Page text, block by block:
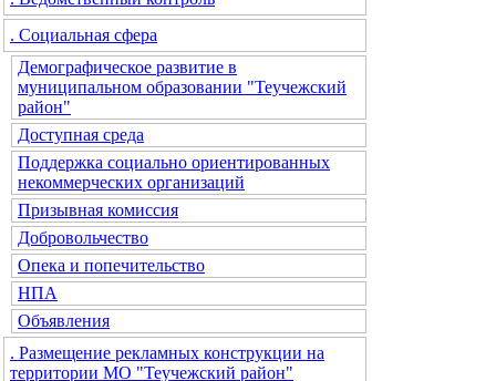
. Социальная сфера
Демографическое развитие в
муниципальном образовании "Теучежский
район"
Доступная среда
Поддержка социально ориентированных
некоммерческих организаций
Призывная комиссия
Добровольчество
Опека и попечительство
НПА
Объявления
. Размещение рекламных конструкции на
территории МО "Теучежский район"